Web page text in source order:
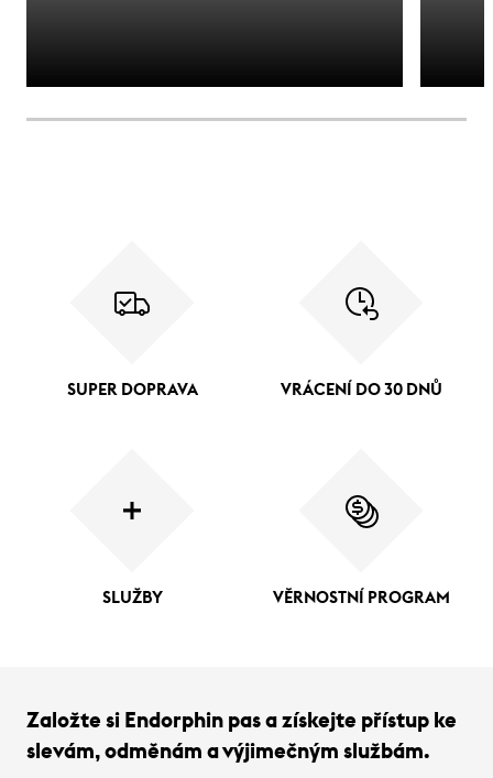
SUPER DOPRAVA VRÁCENÍ DO 30 DNŮ
SLUŽBY VĚRNOSTNÍ PROGRAM
Založte si Endorphin pas a získejte přístup ke
slevám, odměnám a výjimečným službám.